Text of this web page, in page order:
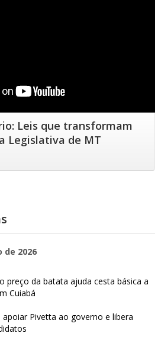
Leis que transformam
Legislativa de MT
de 2026
preço da batata ajuda cesta básica a
Cuiabá
apoiar Pivetta ao governo e libera